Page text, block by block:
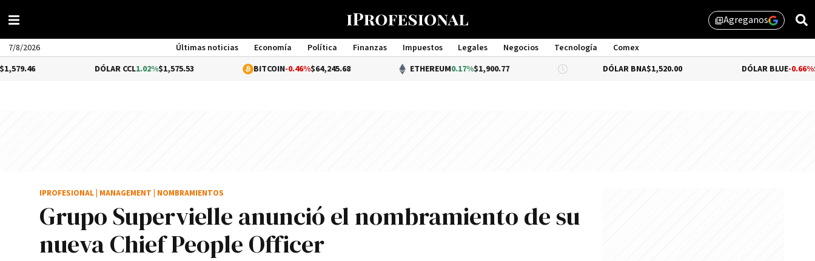
library_addAgreganos
7/8/2026 Últimas noticias Economía Política Finanzas Impuestos Legales Negocios Tecnología
Comex
Management
DÓLAR CCL1.02% $1,575.53 BITCOIN-0.46%$64,245.68 ETHEREUM0.17%$1,900.77 DÓLAR BNA$1,520.00 DÓLAR BLUE-0.66%$1,530.00
Grupo Supervielle anunció el nombramiento de su
nueva Chief People Officer
IPROFESIONAL MANAGEMENT NOMBRAMIENTOS